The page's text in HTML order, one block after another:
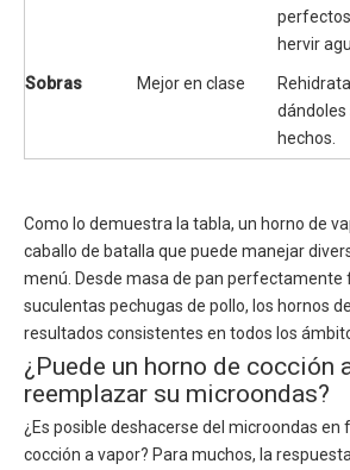
hervir
Sobras Mejor en clase
dándoles
hechos.
Como lo demuestra la tabla, un horno de
caballo de batalla que puede manejar
menú. Desde masa de pan
suculentas pechugas de pollo, los hornos
resultados consistentes en todos los
¿Puede un horno de cocción
reemplazar su microondas?
¿Es posible deshacerse del microondas en
cocción a vapor? Para muchos, la